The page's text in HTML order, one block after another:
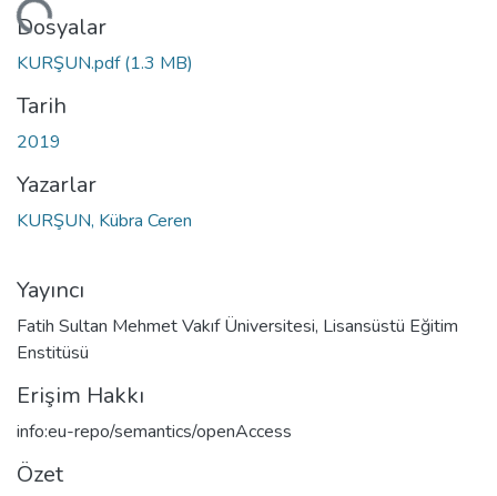
Dosyalar
KURŞUN.pdf(1.3 MB)
Tarih
2019
Yazarlar
KURŞUN, Kübra Ceren
Yayıncı
Fatih Sultan Mehmet Vakıf Üniversitesi, Lisansüstü Eğitim
Enstitüsü
Erişim Hakkı
info:eu-repo/semantics/openAccess
Özet